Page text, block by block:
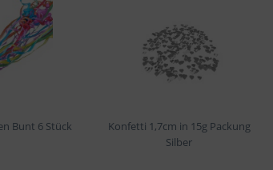
Bunt 6 Stück
Konfetti 1,7cm in 15g Packung
Silber